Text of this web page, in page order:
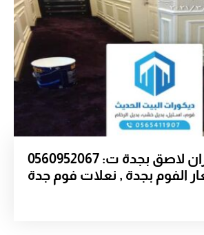
فوم جدران لاصق بجدة ت: 0560952067
الفوم بجدة , نعلات فوم جدة